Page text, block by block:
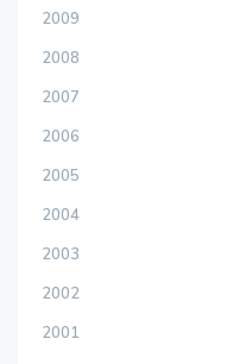
2009
2008
2007
2006
2005
2004
2003
2002
2001